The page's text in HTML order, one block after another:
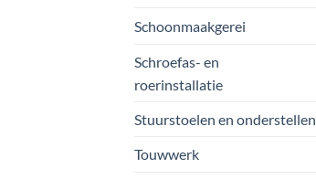
Schoonmaakgerei
Schroefas- en
roerinstallatie
Stuurstoelen en onderstellen
Touwwerk